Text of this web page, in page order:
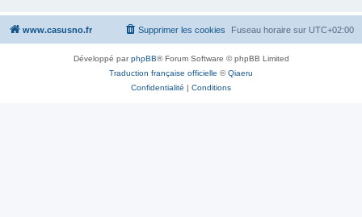
www.casusno.fr Fuseau horaire sur UTC+02:00
Supprimer les cookies
Développé parphpBB® Forum Software © phpBB Limited
Traduction française officielle ©Qiaeru
Confidentialité | Conditions